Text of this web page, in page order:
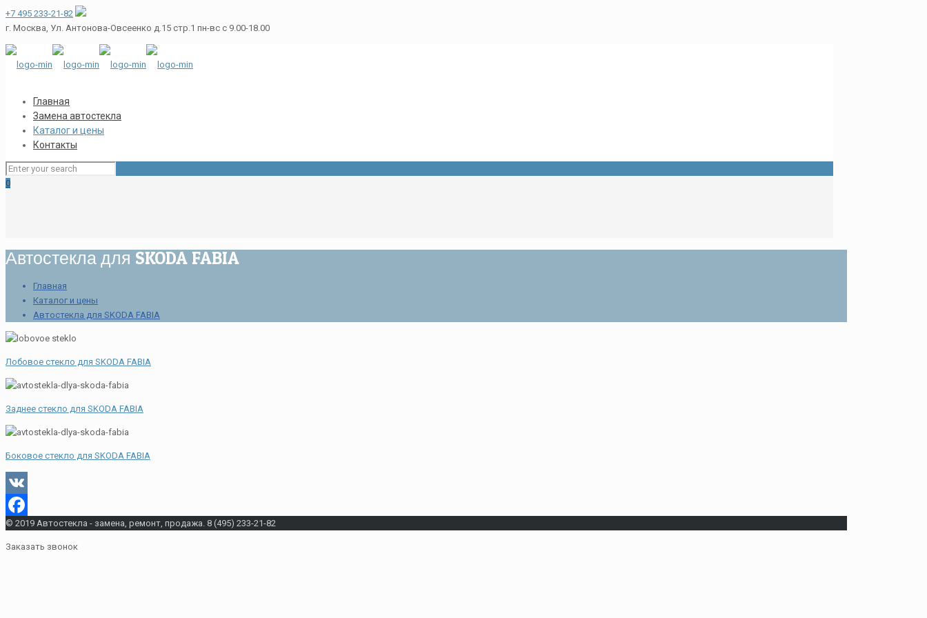
+7 495 233-21-82
г. Москва, Ул. Антонова-Овсеенко д.15 стр.1 пн-вс с 9.00-18.00
Главная
Замена автостекла
Каталог и цены
Контакты
0
Автостекла для SKODA FABIA
Главная
Каталог и цены
Автостекла для SKODA FABIA
Лобовое стекло для SKODA FABIA
Заднее стекло для SKODA FABIA
Боковое стекло для SKODA FABIA
VK
Facebook
© 2019 Автостекла - замена, ремонт, продажа. 8 (495) 233-21-82
Заказать звонок